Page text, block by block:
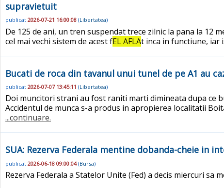
supravietuit
publicat 2026-07-21 16:00:08 (Libertatea)
De 125 de ani, un tren suspendat trece zilnic la pana la 12
cel mai vechi sistem de acest fEL AFLAt inca in functiune, iar
Bucati de roca din tavanul unui tunel de pe A1 au
publicat 2026-07-07 13:45:11 (Libertatea)
Doi muncitori strani au fost raniti marti dimineata dupa ce
Accidentul de munca s-a produs in apropierea localitatii
...continuare.
SUA: Rezerva Federala mentine dobanda-cheie in
publicat 2026-06-18 09:00:04(Bursa)
Rezerva Federala a Statelor Unite (Fed) a decis miercuri sa